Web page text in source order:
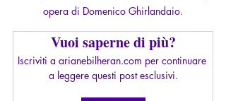
opera di Domenico Ghirlandaio.
Vuoi saperne di più?
Iscriviti a arianebilheran.com per continuare
a leggere questi post esclusivi.